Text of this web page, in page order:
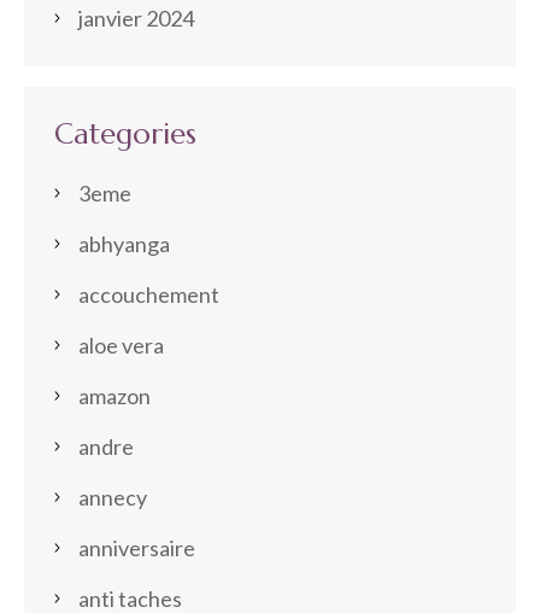
janvier 2024
Categories
3eme
abhyanga
accouchement
aloe vera
amazon
andre
annecy
anniversaire
anti taches